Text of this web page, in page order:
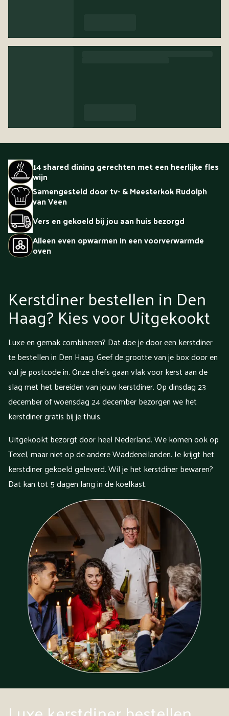
14 shared dining gerechten met een heerlijke fles
wijn
Samengesteld door tv- & Meesterkok Rudolph
van Veen
Vers en gekoeld bij jou aan huis bezorgd
Alleen even opwarmen in een voorverwarmde
oven
Kerstdiner bestellen in Den
Haag? Kies voor Uitgekookt
Luxe en gemak combineren? Dat doe je door een kerstdiner
te bestellen in Den Haag. Geef de grootte van je box door en
vul je postcode in. Onze chefs gaan vlak voor kerst aan de
slag met het bereiden van jouw kerstdiner. Op dinsdag 23
december of woensdag 24 december bezorgen we het
kerstdiner gratis bij je thuis.
Uitgekookt bezorgt door heel Nederland. We komen ook op
Texel, maar niet op de andere Waddeneilanden. Je krijgt het
kerstdiner gekoeld geleverd. Wil je het kerstdiner bewaren?
Dat kan tot 5 dagen lang in de koelkast.